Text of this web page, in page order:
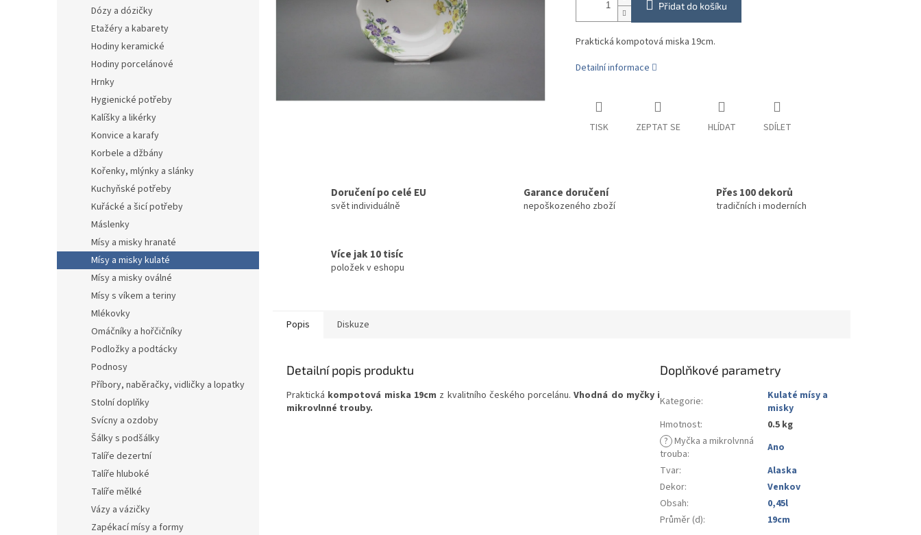
Dózy a dózičky
Etažéry a kabarety
Hodiny keramické
Hodiny porcelánové
Hrnky
Hygienické potřeby
Kalíšky a likérky
Konvice a karafy
Korbele a džbány
Kořenky, mlýnky a slánky
Kuchyňské potřeby
Kuřácké a šicí potřeby
Máslenky
Mísy a misky hranaté
Mísy a misky kulaté
Mísy a misky oválné
Mísy s víkem a teriny
Mlékovky
Omáčníky a hořčičníky
Podložky a podtácky
Podnosy
Příbory, naběračky, vidličky a lopatky
Stolní doplňky
Svícny a ozdoby
Šálky s podšálky
Talíře dezertní
Talíře hluboké
Talíře mělké
Vázy a vázičky
Zapékací mísy a formy
Přidat do košíku
Praktická kompotová miska 19cm.
Detailní informace
TISK ZEPTAT SE HLÍDAT SDÍLET
Doručení po celé EU
svět individuálně
Garance doručení
nepoškozeného zboží
Přes 100 dekorů
tradičních i moderních
Více jak 10 tisíc
položek v eshopu
Popis Diskuze
Detailní popis produktu
Praktická kompotová miska 19cm z kvalitního českého porcelánu.Vhodná do myčky i
mikrovlnné trouby.
Doplňkové parametry
Kategorie:
Kulaté mísy a
misky
Hmotnost:
0.5 kg
? Myčka a mikrolvnná
trouba:
Ano
Tvar:
Alaska
Dekor:
Venkov
Obsah:
0,45l
Průměr (d): 19cm